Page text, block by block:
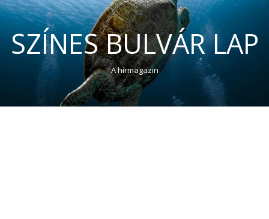
SZÍNES BULVÁR LAP
A hírmagazin